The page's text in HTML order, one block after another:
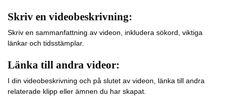
Skriv en videobeskrivning:
Skriv en sammanfattning av videon, inkludera sökord, viktiga
länkar och tidsstämplar.
Länka till andra videor:
I din videobeskrivning och på slutet av videon, länka till andra
relaterade klipp eller ämnen du har skapat.